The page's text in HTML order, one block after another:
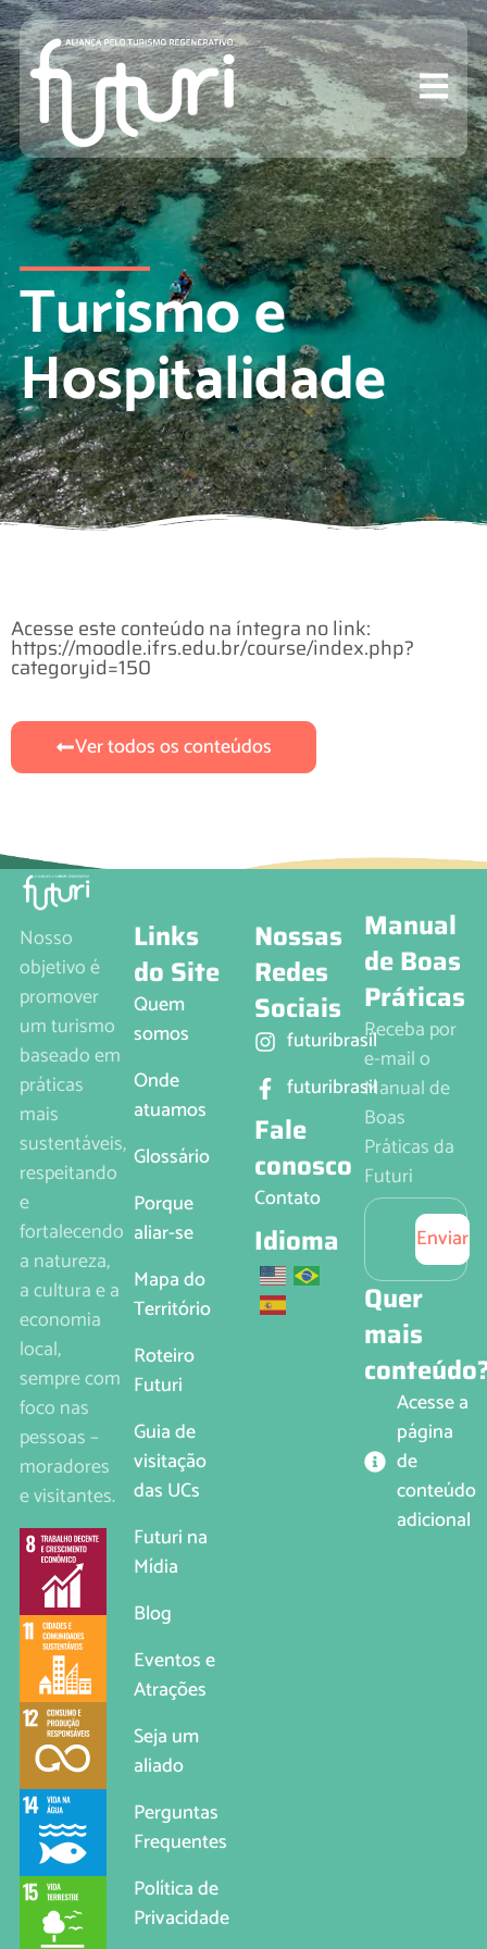
Turismo e
Hospitalidade
Acesse este conteúdo na íntegra no link:
https://moodle.ifrs.edu.br/course/index.php?
categoryid=150
Ver todos os conteúdos
Nosso
objetivo é
promover
um turismo
baseado em
práticas
mais
sustentáveis,
respeitando
e
fortalecendo
a natureza,
a cultura e a
economia
local,
sempre com
foco nas
pessoas –
moradores
e visitantes.
Links
do Site
Quem
somos
Onde
atuamos
Glossário
Porque
aliar-se
Mapa do
Território
Roteiro
Futuri
Guia de
visitação
das UCs
Futuri na
Mídia
Blog
Eventos e
Atrações
Seja um
aliado
Perguntas
Frequentes
Política de
Privacidade
Nossas
Redes
Sociais
futuribrasil
futuribrasil
Fale
conosco
Contato
Idioma
Manual
de Boas
Práticas
Receba por
e-mail o
Manual de
Boas
Práticas da
Futuri
Enviar
Quer
mais
Acesse a
página
de
conteúdo
adicional